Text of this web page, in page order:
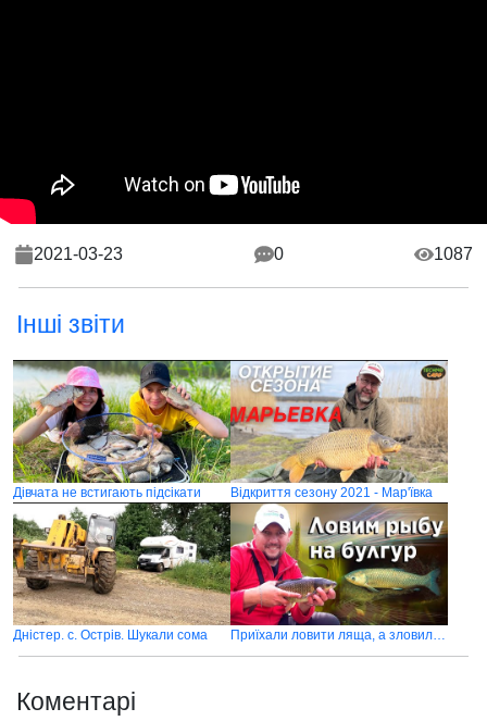
2021-03-23 0 1087
Інші звіти
Дівчата не встигають підсікати Відкриття сезону 2021 - Мар'ївка
Дністер. с. Острів. Шукали сома Приїхали ловити ляща, а зловили багато великого білого амура на булгур
Коментарі